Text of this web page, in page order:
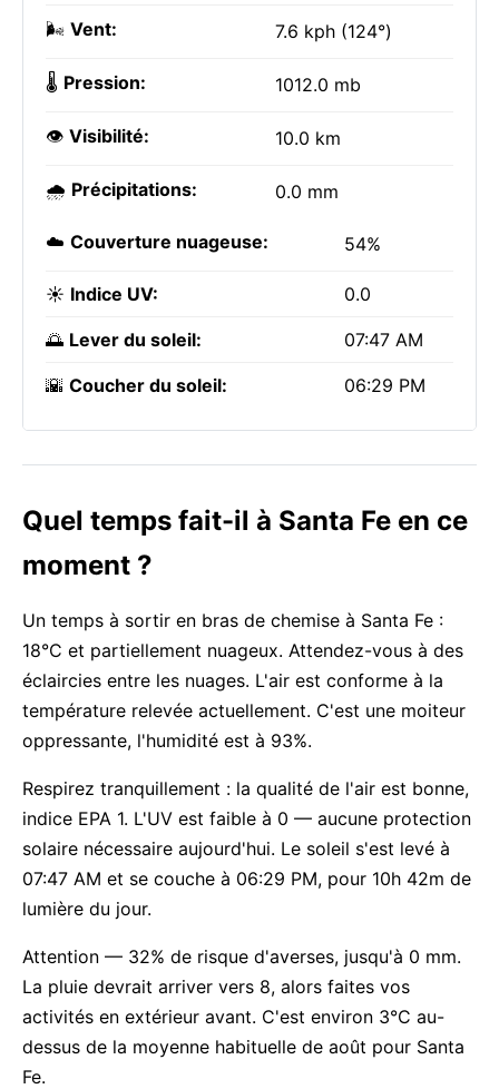
🌬️ Vent: 7.6 kph (124°)
🌡️ Pression: 1012.0 mb
👁️ Visibilité: 10.0 km
🌧️ Précipitations: 0.0 mm
☁️ Couverture nuageuse: 54%
☀️ Indice UV: 0.0
🌅 Lever du soleil: 07:47 AM
🌇 Coucher du soleil: 06:29 PM
Quel temps fait-il à Santa Fe en ce
moment ?
Un temps à sortir en bras de chemise à Santa Fe :
18°C et partiellement nuageux. Attendez-vous à des
éclaircies entre les nuages. L'air est conforme à la
température relevée actuellement. C'est une moiteur
oppressante, l'humidité est à 93%.
Respirez tranquillement : la qualité de l'air est bonne,
indice EPA 1. L'UV est faible à 0 — aucune protection
solaire nécessaire aujourd'hui. Le soleil s'est levé à
07:47 AM et se couche à 06:29 PM, pour 10h 42m de
lumière du jour.
Attention — 32% de risque d'averses, jusqu'à 0 mm.
La pluie devrait arriver vers 8, alors faites vos
activités en extérieur avant. C'est environ 3°C au-
dessus de la moyenne habituelle de août pour Santa
Fe.